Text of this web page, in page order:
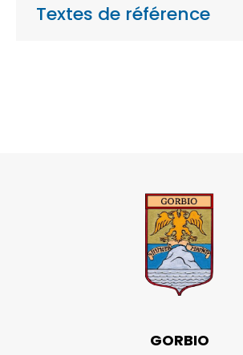
Textes de référence
GORBIO